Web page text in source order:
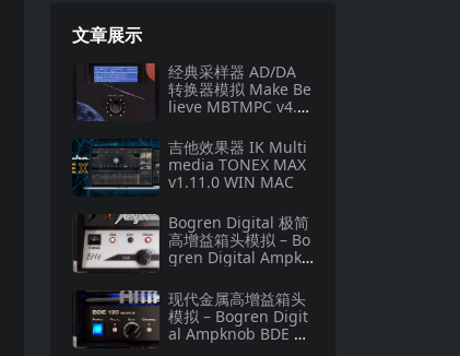
文章展示
经典采样器 AD/DA
转换器模拟 Make Be
lieve MBTMPC v4.1.
吉他效果器 IK Multi
media TONEX MAX
v1.11.0 WIN MAC
Bogren Digital 极简
高增益箱头模拟 – Bo
gren Digital Ampkn
B Mac [MORiA]
现代金属高增益箱头
模拟 – Bogren Digit
al Ampknob BDE 12